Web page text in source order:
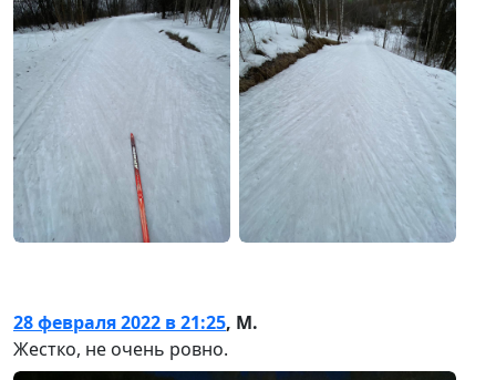
28 февраля 2022 в 21:25, М.
Жестко, не очень ровно.